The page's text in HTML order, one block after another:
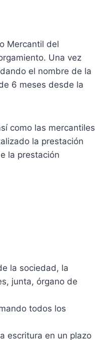
Mercantil del
Una vez
el nombre de la
6 meses desde la
como las mercantiles
la prestación
la prestación
la sociedad, la
junta, órgano de
todos los
escritura en un plazo